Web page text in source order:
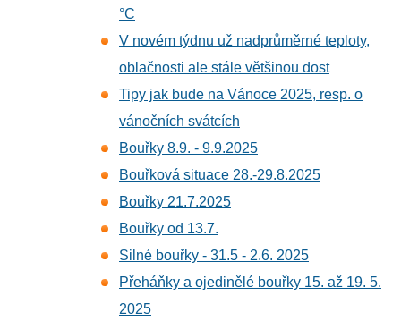
°C
V novém týdnu už nadprůměrné teploty,
oblačnosti ale stále většinou dost
Tipy jak bude na Vánoce 2025, resp. o
vánočních svátcích
Bouřky 8.9. - 9.9.2025
Bouřková situace 28.-29.8.2025
Bouřky 21.7.2025
Bouřky od 13.7.
Silné bouřky - 31.5 - 2.6. 2025
Přeháňky a ojedinělé bouřky 15. až 19. 5.
2025